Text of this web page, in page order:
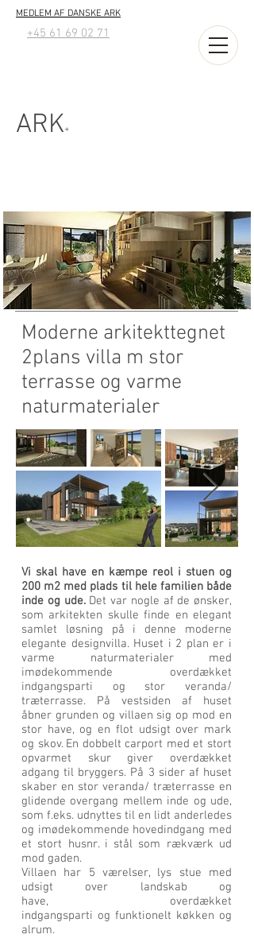
MEDLEM AF DANSKE ARK
+45 61 69 02 71
ARK+
Moderne arkitekttegnet
2plans villa m stor
terrasse og varme
naturmaterialer
Vi skal have en kæmpe reol i stuen og
200 m2 med plads til hele familien både
inde og ude.Det var nogle af de ønsker,
som arkitekten skulle finde en elegant
samlet løsning på i denne moderne
elegante designvilla. Huset i 2 plan er i
varme naturmaterialer med
imødekommende overdækket
indgangsparti og stor veranda/
træterrasse. På vestsiden af huset
åbner grunden og villaen sig op mod en
stor have, og en flot udsigt over mark
og skov. En dobbelt carport med et stort
opvarmet skur giver overdækket
adgang til bryggers. På 3 sider af huset
skaber en stor veranda/ træterrasse en
glidende overgang mellem inde og ude,
som f.eks. udnyttes til en lidt anderledes
og imødekommende hovedindgang med
et stort husnr. i stål som rækværk ud
mod gaden.
Villaen har 5 værelser, lys stue med
udsigt over landskab og
have, overdækket
indgangsparti og funktionelt køkken og
alrum.